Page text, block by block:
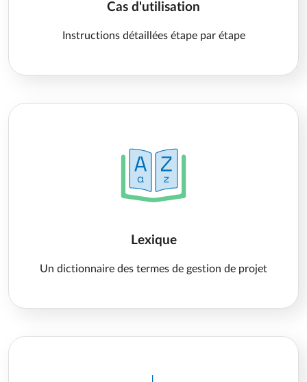
Cas d'utilisation
Instructions détaillées étape par étape
Lexique
Un dictionnaire des termes de gestion de projet